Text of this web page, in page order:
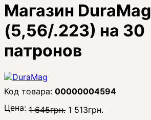
Магазин
(5,56/.223) на 30
патронов
00000004594
Цена: 1 645грн. 1 513грн.